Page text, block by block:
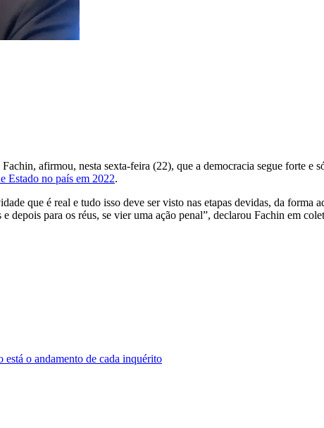
afirmou, nesta sexta-feira (22), que a democracia segue forte e
Estado no país em 2022.
que é real e tudo isso deve ser visto nas etapas devidas, da forma
depois para os réus, se vier uma ação penal”, declarou Fachin em
o andamento de cada inquérito